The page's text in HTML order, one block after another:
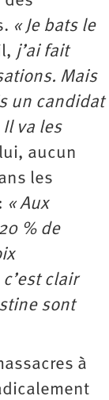
« Je bats le
j’ai fait
Mais
un candidat
va les
aucun
les
« Aux
% de
clair
sont
à